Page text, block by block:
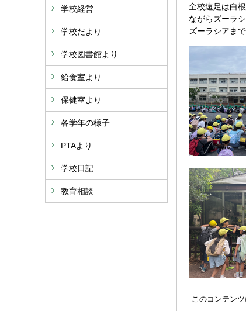
学校経営
学校だより
学校図書館より
給食室より
保健室より
各学年の様子
PTAより
学校日記
教育相談
全校遠足は白
ながらズーラ
ズーラシアま
このコンテン